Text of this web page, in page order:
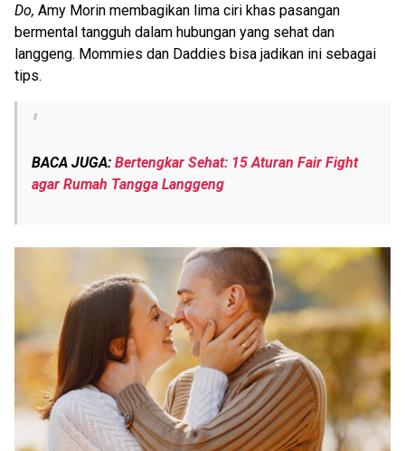
Do, Amy Morin membagikan lima ciri khas pasangan
bermental tangguh dalam hubungan yang sehat dan
langgeng. Mommies dan Daddies bisa jadikan ini sebagai
tips.
BACA JUGA: Bertengkar Sehat: 15 Aturan Fair Fight
agar Rumah Tangga Langgeng